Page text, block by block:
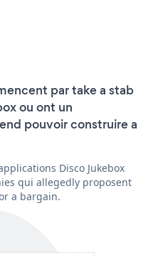
par take a stab
ou ont un
pouvoir construire a
Disco Jukebox
qui allegedly proposent
a bargain.